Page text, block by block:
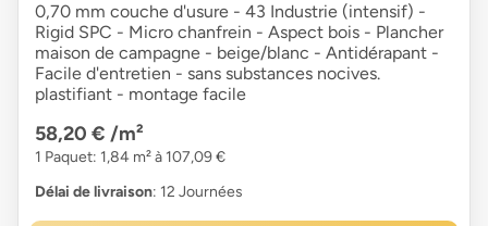
0,70 mm couche d'usure - 43 Industrie (intensif) -
Rigid SPC - Micro chanfrein - Aspect bois - Plancher
maison de campagne - beige/blanc - Antidérapant -
Facile d'entretien - sans substances nocives.
plastifiant - montage facile
58,20 € /m²
1 Paquet: 1,84 m² à 107,09 €
Délai de livraison: 12 Journées